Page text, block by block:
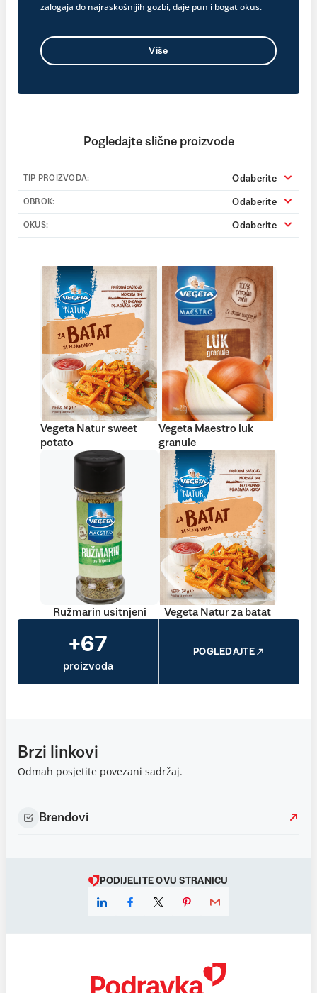
zalogaja do najraskošnijih gozbi, daje pun i bogat okus.
Više
Pogledajte slične proizvode
TIP PROIZVODA: Odaberite
OBROK: Odaberite
OKUS: Odaberite
Vegeta Natur sweet
potato
Vegeta Maestro luk
granule
Ružmarin usitnjeni Vegeta Natur za batat
+67
proizvoda
POGLEDAJTE
Brzi linkovi
Odmah posjetite povezani sadržaj.
Brendovi
PODIJELITE OVU STRANICU